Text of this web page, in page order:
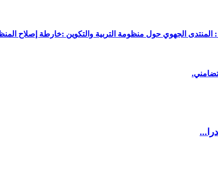
المنتدى الجهوي حول منظومة التربية والتكوين :خارطة إصلاح